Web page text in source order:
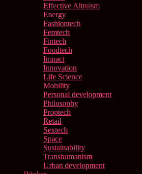
Effective Altruism
Energy
Fashiontech
Femtech
Fintech
Foodtech
Impact
Innovation
Life Science
Mobility
Personal development
Philosophy
Proptech
Retail
Sextech
Space
Sustainability
Transhumanism
Urban development